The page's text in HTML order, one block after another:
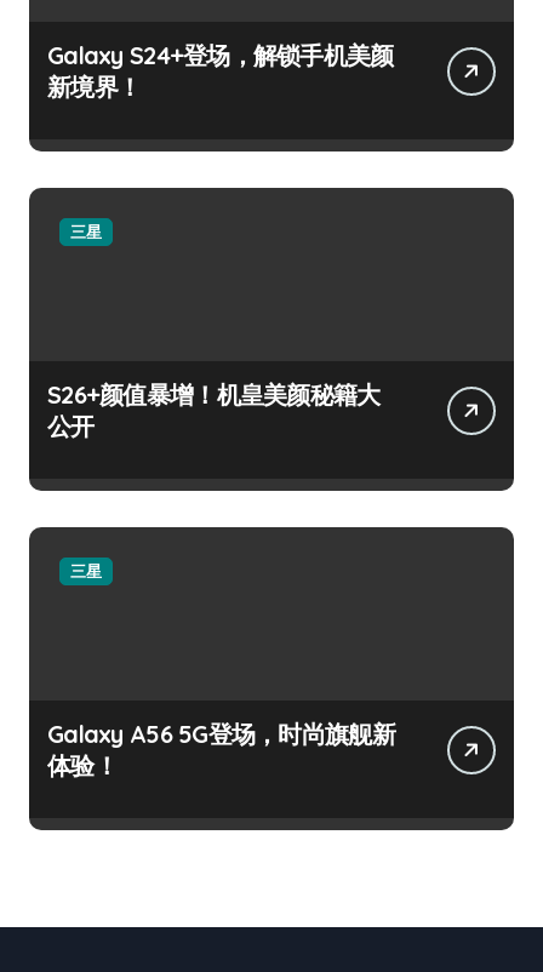
Galaxy S24+登场，解锁手机美颜
新境界！
三星
S26+颜值暴增！机皇美颜秘籍大
公开
三星
Galaxy A56 5G登场，时尚旗舰新
体验！